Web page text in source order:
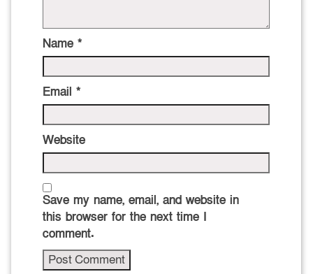
Name *
Email *
Website
Save my name, email, and website in
this browser for the next time I
comment.